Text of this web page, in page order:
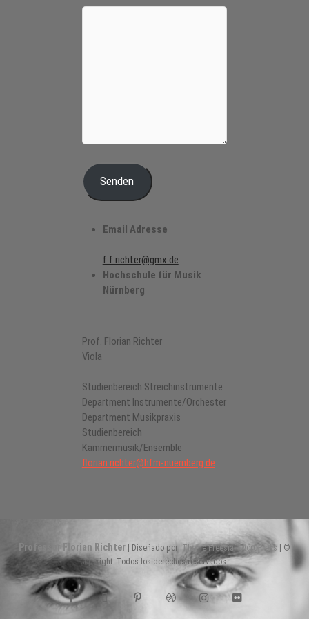
Senden
Email Adresse
f.f.richter@gmx.de
Hochschule für Musik
Nürnberg
Prof. Florian Richter
Viola
Studienbereich Streichinstrumente
Department Instrumente/Orchester
Department Musikpraxis
Studienbereich
Kammermusik/Ensemble
florian.richter@hfm-nuernberg.de
Professor Florian Richter | Diseñado por: Theme Freesia| WordPress | ©
Copyright. Todos los derechos reservados.
facebooktwitter pinterestdribbbleinstagramflickr